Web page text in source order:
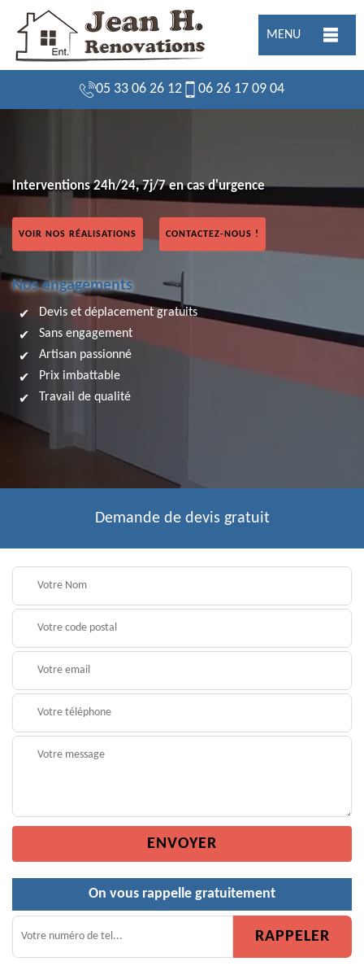
MENU
05 33 06 26 12 06 26 17 09 04
Interventions 24h/24, 7j/7 en cas d'urgence
VOIR NOS RÉALISATIONS CONTACTEZ-NOUS !
Nos engagements
Devis et déplacement gratuits
Sans engagement
Artisan passionné
Prix imbattable
Travail de qualité
Demande de devis gratuit
On vous rappelle gratuitement